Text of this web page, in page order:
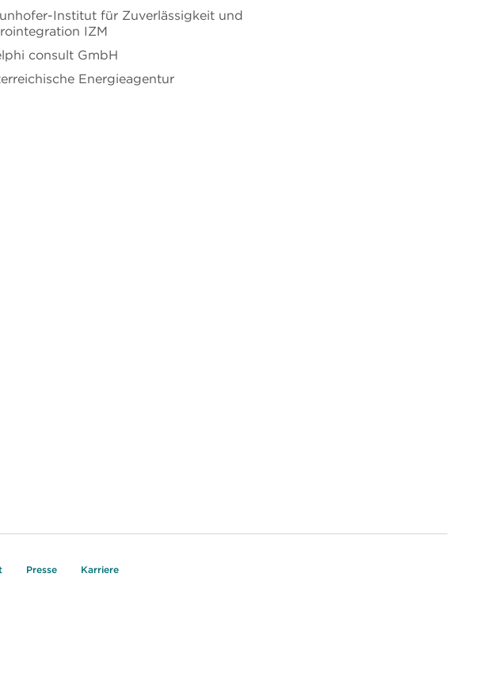
Institut für Zuverlässigkeit und
IZM
consult GmbH
Energieagentur
Presse Karriere